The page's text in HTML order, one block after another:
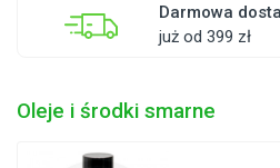
Darmowa
już od 399 zł
Oleje i środki smarne